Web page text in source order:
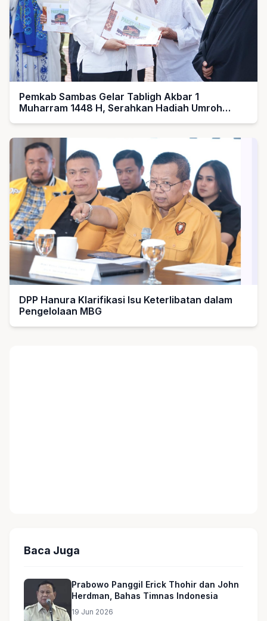
Pemkab Sambas Gelar Tabligh Akbar 1
Muharram 1448 H, Serahkan Hadiah Umroh
DPP Hanura Klarifikasi Isu Keterlibatan dalam
Pengelolaan MBG
Baca Juga
Prabowo Panggil Erick Thohir dan John
Herdman, Bahas Timnas Indonesia
19 Jun 2026